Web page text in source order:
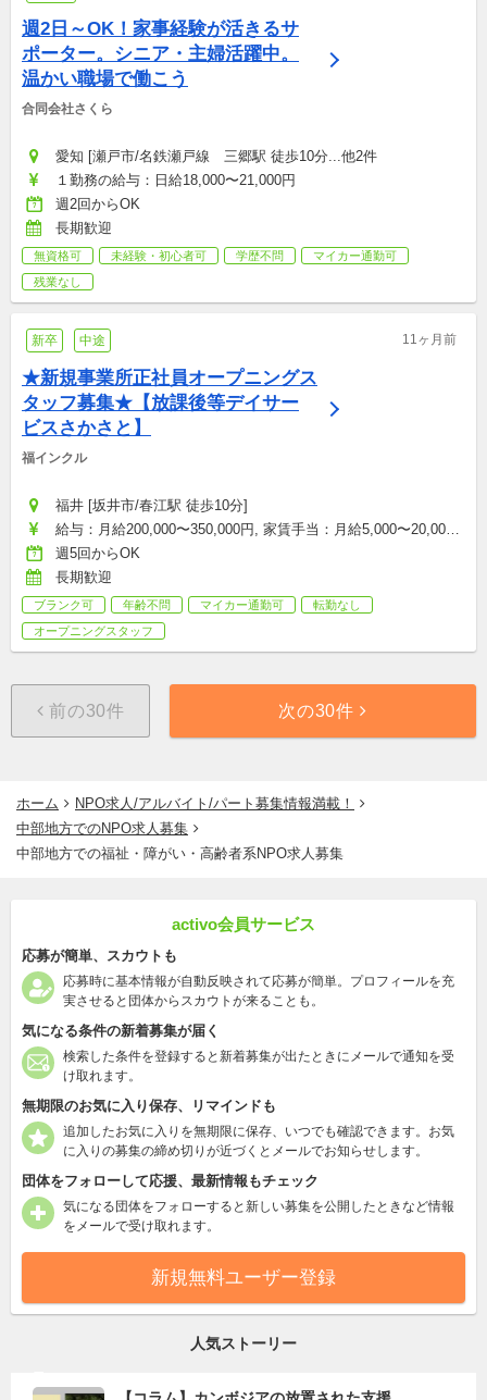
週2日～OK！家事経験が活きるサ
ポーター。シニア・主婦活躍中。
温かい職場で働こう
合同会社さくら
愛知 [瀬戸市/名鉄瀬戸線　三郷駅 徒歩10分...他2件
１勤務の給与：日給18,000〜21,000円
週2回からOK
長期歓迎
無資格可 未経験・初心者可 学歴不問
マイカー通勤可
残業なし
新卒 中途 11ヶ月前
★新規事業所正社員オープニングス
タッフ募集★【放課後等デイサー
ビスさかさと】
福インクル
福井 [坂井市/春江駅 徒歩10分]
給与：月給200,000〜350,000円, 家賃手当：月給5,000〜20,000
円, 通勤手当：月給0〜20,000円
週5回からOK
長期歓迎
ブランク可 年齢不問 マイカー通勤可
転勤なし
オープニングスタッフ
前の30件 次の30件
ホーム
NPO求人/アルバイト/パート募集情報満載！
中部地方でのNPO求人募集
中部地方での福祉・障がい・高齢者系NPO求人募集
activo会員サービス
応募が簡単、スカウトも
応募時に基本情報が自動反映されて応募が簡単。プロフィールを充
実させると団体からスカウトが来ることも。
気になる条件の新着募集が届く
検索した条件を登録すると新着募集が出たときにメールで通知を受
け取れます。
無期限のお気に入り保存、リマインドも
追加したお気に入りを無期限に保存、いつでも確認できます。お気
に入りの募集の締め切りが近づくとメールでお知らせします。
団体をフォローして応援、最新情報もチェック
気になる団体をフォローすると新しい募集を公開したときなど情報
をメールで受け取れます。
新規無料ユーザー登録
人気ストーリー